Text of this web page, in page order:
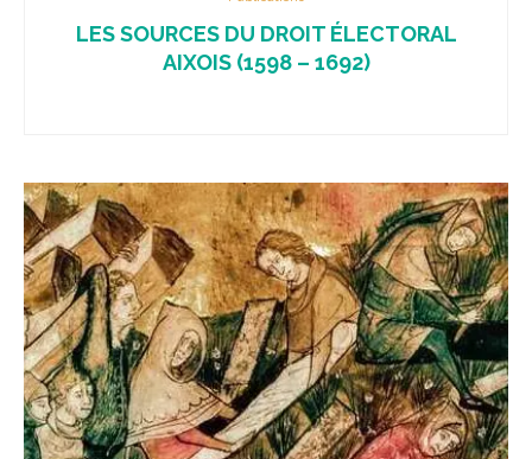
LES SOURCES DU DROIT ÉLECTORAL
AIXOIS (1598 – 1692)